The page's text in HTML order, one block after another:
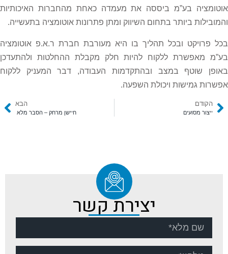
אוטומציה בע”מ ביססה את מעמדה כאחת מהחברות האיכותיות
והמובילות ביותר בתחום השיווק ומתן פתרונות אוטומציה בתעשייה.
בכל פרויקט ובכל תהליך בו היא מעורבת חברת ר.א.פ אוטומציה
בע”מ מאפשרת ללקוח להיות חלק מקבלת ההחלטות ולהתעדכן
באופן שוטף במצב ובהתקדמות העבודה, דבר המעניק ללקוח
אפשרות גמישות ויכולת השפעה.
הקודם
ייצור מסועים
הבא
חיישן מרחק – הסבר מלא
יצירת קשר